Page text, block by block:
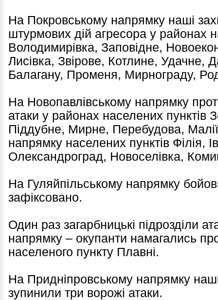
На Покровському напрямку наші
штурмових дій агресора у районах
Володимирівка, Заповідне,
Лисівка, Звірове, Котлине, Удачне,
Балагану, Променя, Мирнограду,
На Новопавлівському напрямку
атаки у районах населених пунктів
Піддубне, Мирне, Перебудова,
напрямку населених пунктів Філія,
Олександроград, Новоселівка,
На Гуляйпільському напрямку
зафіксовано.
Один раз загарбницькі підрозділи
напрямку – окупанти намагались
населеного пункту Плавні.
На Придніпровському напрямку
зупинили три ворожі атаки.